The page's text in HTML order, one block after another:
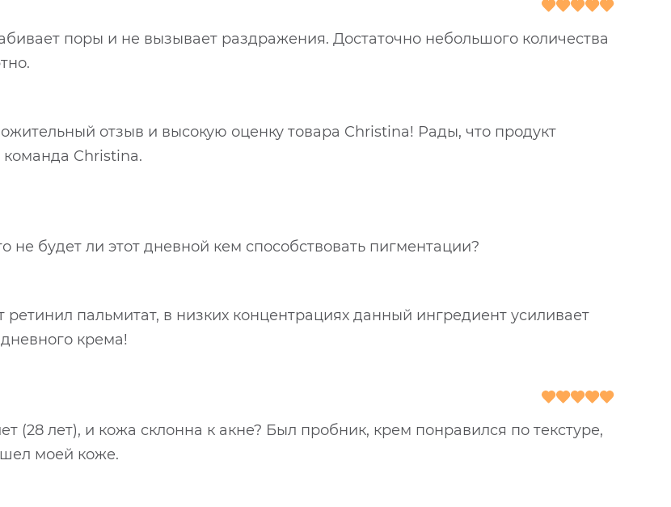
поры и не вызывает раздражения. Достаточно небольшого количества
отзыв и высокую оценку товара Christina! Рады, что продукт
Christina.
не будет ли этот дневной кем способствовать пигментации?
пальмитат, в низких концентрациях данный ингредиент усиливает
крема!
(28 лет), и кожа склонна к акне? Был пробник, крем понравился по текстуре,
моей коже.